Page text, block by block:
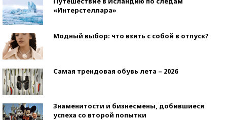
«Интерстеллара»
Модный выбор: что взять с собой в отпуск?
Самая трендовая обувь лета – 2026
Знаменитости и бизнесмены, добившиеся
успеха со второй попытки